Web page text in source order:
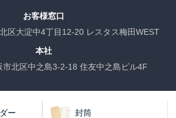
お客様窓口
区大淀中4丁目12-20 レスタス梅田WEST
本社
北区中之島3-2-18 住友中之島ビル4F
ー 封筒